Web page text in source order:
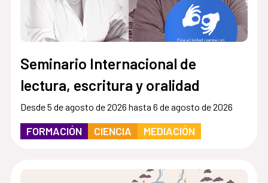
Seminario Internacional de
lectura, escritura y oralidad
Desde 5 de agosto de 2026 hasta 6 de agosto de 2026
FORMACIÓN CIENCIA MEDIACIÓN